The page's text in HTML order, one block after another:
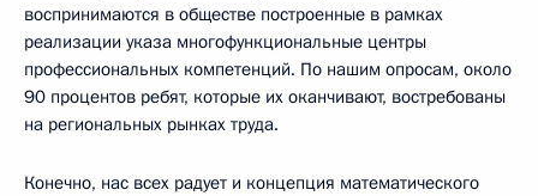
воспринимаются в обществе построенные в рамках
реализации указа многофункциональные центры
профессиональных компетенций. По нашим опросам, около
90 процентов ребят, которые их оканчивают, востребованы
на региональных рынках труда.
Конечно, нас всех радует и концепция математического